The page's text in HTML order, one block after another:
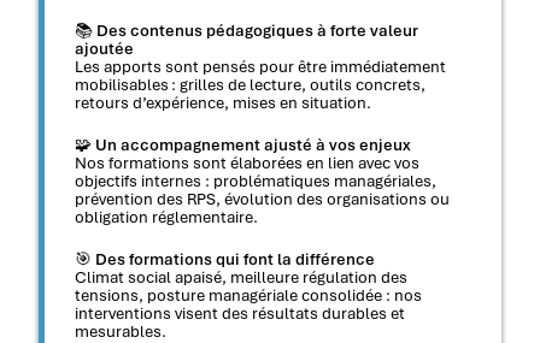
📚 Des contenus pédagogiques à forte valeur
ajoutée
Les apports sont pensés pour être immédiatement
mobilisables : grilles de lecture, outils concrets,
retours d’expérience, mises en situation.
🧩 Un accompagnement ajusté à vos enjeux
Nos formations sont élaborées en lien avec vos
objectifs internes : problématiques managériales,
prévention des RPS, évolution des organisations ou
obligation réglementaire.
🎯 Des formations qui font la différence
Climat social apaisé, meilleure régulation des
tensions, posture managériale consolidée : nos
interventions visent des résultats durables et
mesurables.